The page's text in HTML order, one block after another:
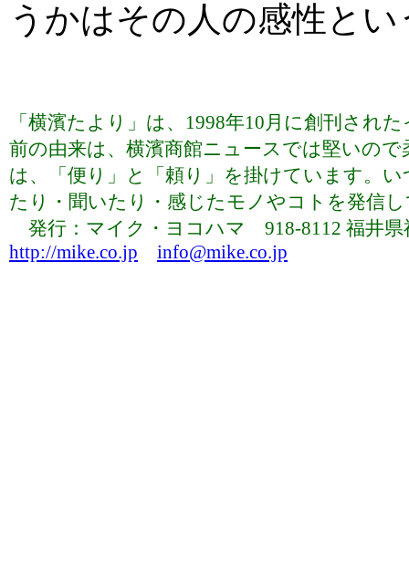
うかはその人の感性と
「横濱たより」は、1998年10月に創刊され
前の由来は、横濱商館ニュースでは堅いの
は、「便り」と「頼り」を掛けています。
たり・聞いたり・感じたモノやコトを発信
発行：マイク・ヨコハマ 918-8112 福井
http://mike.co.jp
info@mike.co.jp